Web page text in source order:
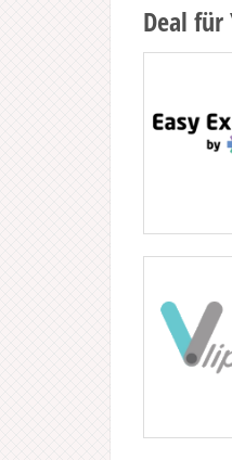
Deal für